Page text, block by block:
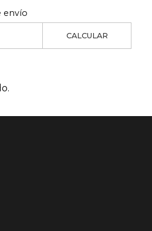
envío
CALCULAR